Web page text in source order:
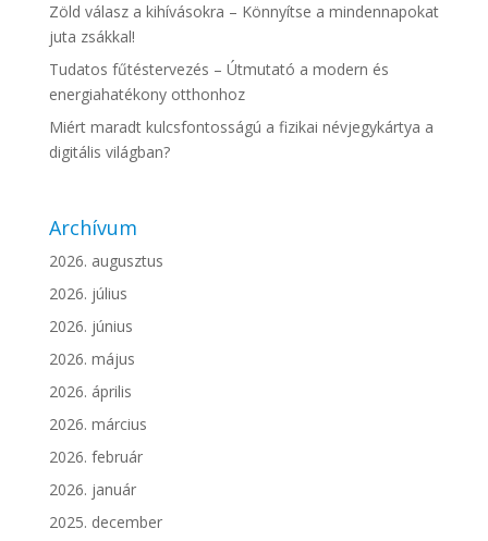
Zöld válasz a kihívásokra – Könnyítse a mindennapokat
juta zsákkal!
Tudatos fűtéstervezés – Útmutató a modern és
energiahatékony otthonhoz
Miért maradt kulcsfontosságú a fizikai névjegykártya a
digitális világban?
Archívum
2026. augusztus
2026. július
2026. június
2026. május
2026. április
2026. március
2026. február
2026. január
2025. december